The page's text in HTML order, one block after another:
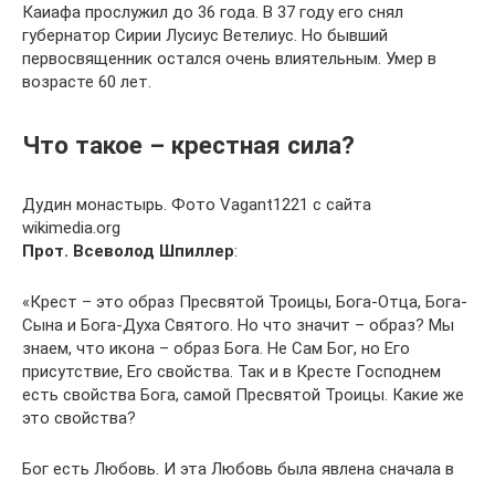
Каиафа прослужил до 36 года. В 37 году его снял
губернатор Сирии Лусиус Ветелиус. Но бывший
первосвященник остался очень влиятельным. Умер в
возрасте 60 лет.
Что такое – крестная сила?
Дудин монастырь. Фото Vagant1221 с сайта
wikimedia.org
Прот. Всеволод Шпиллер:
«Крест – это образ Пресвятой Троицы, Бога-Отца, Бога-
Сына и Бога-Духа Святого. Но что значит – образ? Мы
знаем, что икона – образ Бога. Не Сам Бог, но Его
присутствие, Его свойства. Так и в Кресте Господнем
есть свойства Бога, самой Пресвятой Троицы. Какие же
это свойства?
Бог есть Любовь. И эта Любовь была явлена сначала в